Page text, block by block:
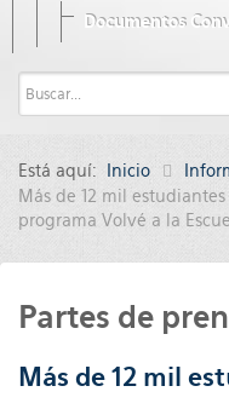
Documentos
Está aquí: Inicio
Más de 12 mil
programa Volvé a la
Partes de
Más de 12 mil